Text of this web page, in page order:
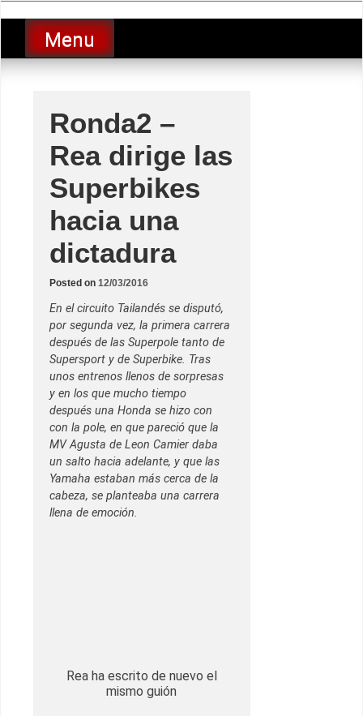
to
contentLucio Lopez GP
luciolopezgp
Menu
Ronda2 –
Rea dirige las
Superbikes
hacia una
dictadura
Posted on 12/03/2016
En el circuito Tailandés se disputó,
por segunda vez, la primera carrera
después de las Superpole tanto de
Supersport y de Superbike. Tras
unos entrenos llenos de sorpresas
y en los que mucho tiempo
después una Honda se hizo con
con la pole, en que pareció que la
MV Agusta de Leon Camier daba
un salto hacia adelante, y que las
Yamaha estaban más cerca de la
cabeza, se planteaba una carrera
llena de emoción.
Rea ha escrito de nuevo el
mismo guión